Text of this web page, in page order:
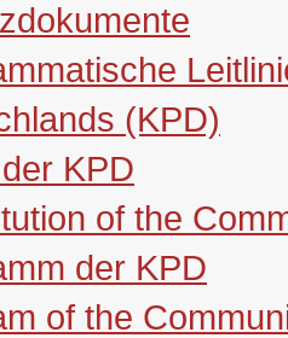
(KPD)
KPD
of the
der KPD
of the